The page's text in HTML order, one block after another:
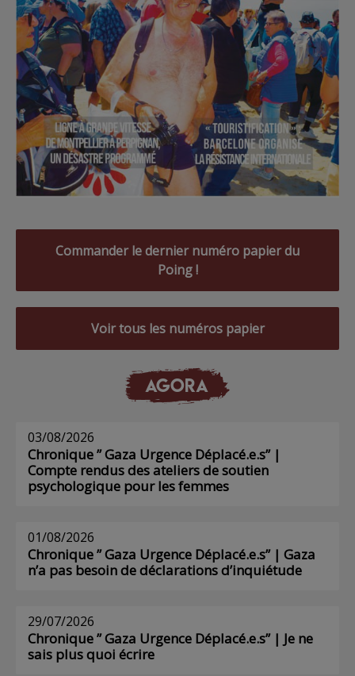
Commander le dernier numéro papier du
Poing !
Voir tous les numéros papier
AGORA
03/08/2026
Chronique ” Gaza Urgence Déplacé.e.s” |
Compte rendus des ateliers de soutien
psychologique pour les femmes
01/08/2026
Chronique ” Gaza Urgence Déplacé.e.s” | Gaza
n’a pas besoin de déclarations d’inquiétude
29/07/2026
Chronique ” Gaza Urgence Déplacé.e.s” | Je ne
sais plus quoi écrire